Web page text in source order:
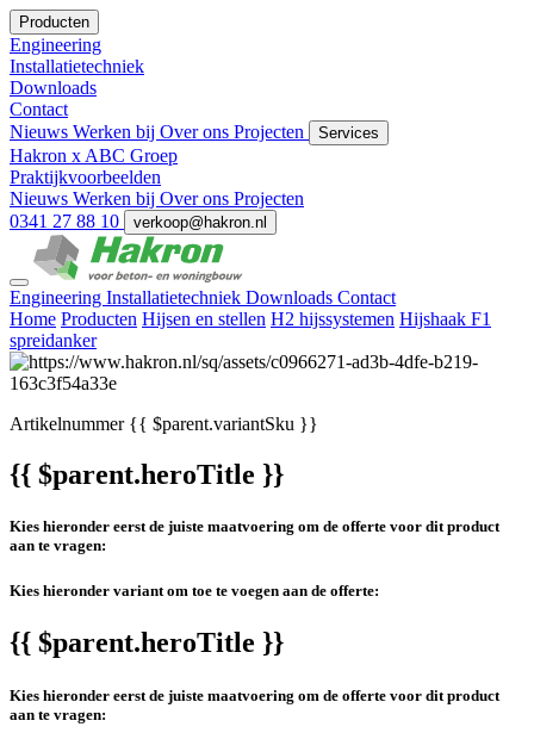
Producten
Engineering
Installatietechniek
Downloads
Contact
Nieuws Werken bij Over ons Projecten Services
Hakron x ABC Groep
Praktijkvoorbeelden
Nieuws Werken bij Over ons Projecten
0341 27 88 10
verkoop@hakron.nl
Engineering Installatietechniek Downloads Contact
Home Producten Hijsen en stellen H2 hijssystemen Hijshaak F1
spreidanker
Artikelnummer{{ $parent.variantSku }}
{{ $parent.heroTitle }}
Kies hieronder eerst de juiste maatvoering om de offerte voor dit product
aan te vragen:
Kies hieronder variant om toe te voegen aan de offerte:
{{ $parent.heroTitle }}
Kies hieronder eerst de juiste maatvoering om de offerte voor dit product
aan te vragen: